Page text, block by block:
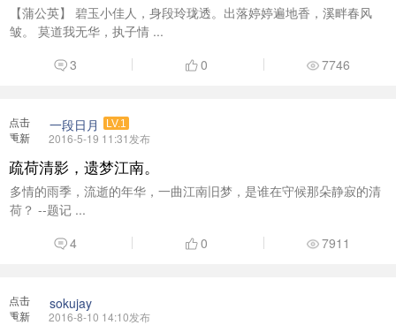
【蒲公英】 碧玉小佳人，身段玲珑透。出落婷婷遍地香，溪畔春风
皱。 莫道我无华，执子情 ...
3
0 7746
点击
重新
一段日月 LV.1
2016-5-19 11:31发布
疏荷清影，遗梦江南。
多情的雨季，流逝的年华，一曲江南旧梦，是谁在守候那朵静寂的清
荷？ --题记 ...
4
0 7911
点击
重新
sokujay
2016-8-10 14:10发布